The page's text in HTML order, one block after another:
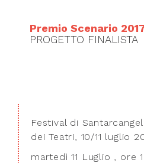
Premio Scenario
PROGETTO FINALISTA
Festival di
dei Teatri, 10/11 luglio
martedì 11 Luglio , ore